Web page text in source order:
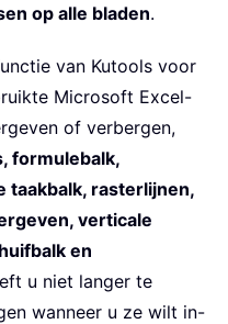
op alle bladen.
van Kutools voor
Microsoft Excel-
of verbergen,
formulebalk,
taakbalk, rasterlijnen,
verticale
en
u niet langer te
wanneer u ze wilt in-